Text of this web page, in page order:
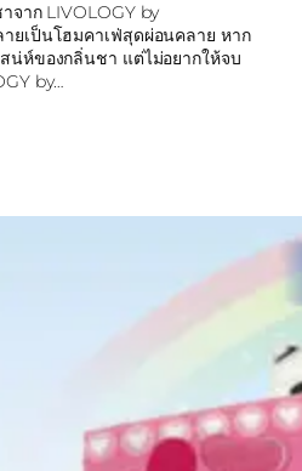
จาก LIVOLOGY by
ยเป็นโฮมคาเฟ่สุดผ่อนคลาย หาก
น่ห์ของกลิ่นชา แต่ไม่อยากให้จบ
by…